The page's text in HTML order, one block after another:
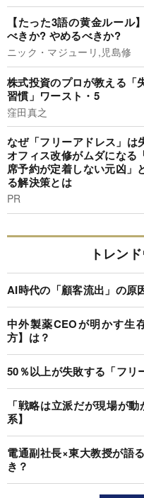
【たった3語の黄金ルール
べきか? やめるべきか?
ニック・マジューリ,児島修
株式投資のプロが教える「
習慣」ワースト・5
窪田真之
なぜ「フリーアドレス」は
オフィス改修がムダになる
席予約が定着しない元凶」
る解決策とは
PR
トレン
AI時代の「顧客流出」の原
中外製薬CEOが明かす生
方】は？
50％以上が失敗する「フリ
「戦略は立派だが現場が
系】
電通副社長×東大教授が語
き？